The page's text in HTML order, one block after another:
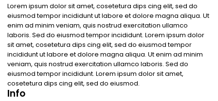
Lorem ipsum dolor sit amet, cosetetura dips cing elit, sed do
eiusmod tempor incididunt ut labore et dolore magna aliqua. Ut
enim ad minim veniam, quis nostrud exercitation ullamco
laboris. Sed do eiusmod tempor incididunt. Lorem ipsum dolor
sit amet, cosetetura dips cing elit, sed do eiusmod tempor
incididunt ut labore et dolore magna aliqua. Ut enim ad minim
veniam, quis nostrud exercitation ullamco laboris. Sed do
eiusmod tempor incididunt. Lorem ipsum dolor sit amet,
cosetetura dips cing elit, sed do eiusmod.
Info